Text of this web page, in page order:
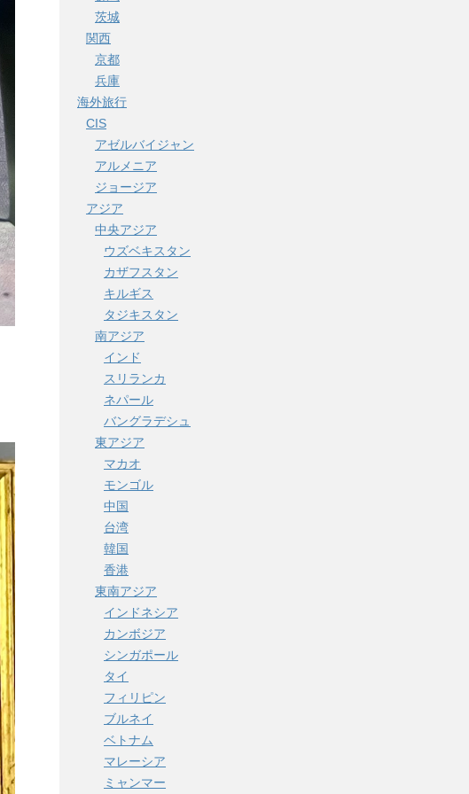
茨城
関西
京都
兵庫
海外旅行
CIS
アゼルバイジャン
アルメニア
ジョージア
アジア
中央アジア
ウズベキスタン
カザフスタン
キルギス
タジキスタン
南アジア
インド
スリランカ
ネパール
バングラデシュ
東アジア
マカオ
モンゴル
中国
台湾
韓国
香港
東南アジア
インドネシア
カンボジア
シンガポール
タイ
フィリピン
ブルネイ
ベトナム
マレーシア
ミャンマー